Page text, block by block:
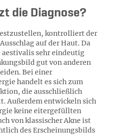
die Diagnose?
kontrolliert der
auf der Haut. Da
aestivalis sehr eindeutig
gut von anderen
Bei einer
handelt es sich zum
die ausschließlich
Außerdem entwickeln sich
keine eitergefüllten
von klassischer Akne ist
des Erscheinungsbilds